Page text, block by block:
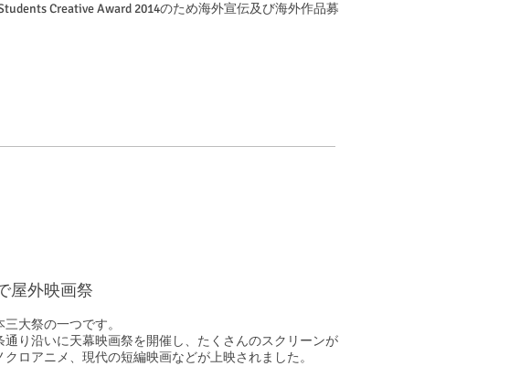
Creative Award 2014のため海外宣伝及び海外作品募
屋外映画祭
大祭の一つです。
り沿いに天幕映画祭を開催し、たくさんのスクリーンが
ロアニメ、現代の短編映画などが上映されました。